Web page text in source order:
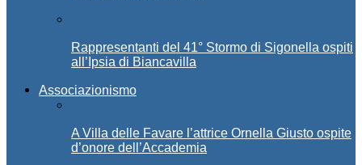
Rappresentanti del 41° Stormo di Sigonella ospiti
all’Ipsia di Biancavilla
Associazionismo
A Villa delle Favare l’attrice Ornella Giusto ospite
d’onore dell’Accademia